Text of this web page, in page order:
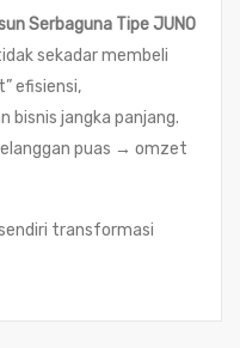
Serbaguna Tipe JUNO
sekadar membeli
efisiensi,
bisnis jangka panjang.
puas → omzet
transformasi